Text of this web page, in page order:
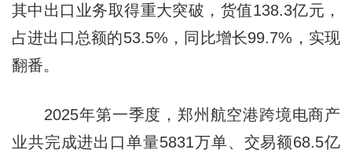
其中出口业务取得重大突破，货值138.3亿元，
占进出口总额的53.5%，同比增长99.7%，实现
翻番。
2025年第一季度，郑州航空港跨境电商产
业共完成进出口单量5831万单、交易额68.5亿